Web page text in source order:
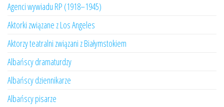
Agenci wywiadu RP (1918–1945)
Aktorki związane z Los Angeles
Aktorzy teatralni związani z Białymstokiem
Albańscy dramaturdzy
Albańscy dziennikarze
Albańscy pisarze